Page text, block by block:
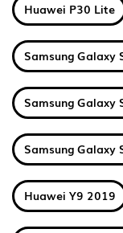
Huawei P30 Lite
Samsung Galaxy
Samsung Galaxy
Samsung Galaxy
Huawei Y9 2019